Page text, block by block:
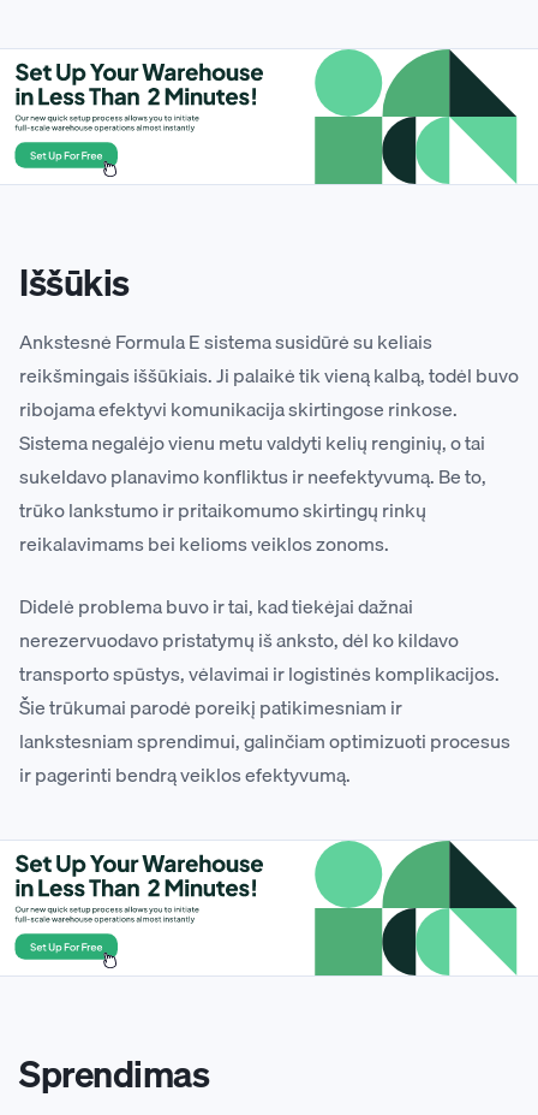
Iššūkis
Ankstesnė Formula E sistema susidūrė su keliais
reikšmingais iššūkiais. Ji palaikė tik vieną kalbą, todėl buvo
ribojama efektyvi komunikacija skirtingose rinkose.
Sistema negalėjo vienu metu valdyti kelių renginių, o tai
sukeldavo planavimo konfliktus ir neefektyvumą. Be to,
trūko lankstumo ir pritaikomumo skirtingų rinkų
reikalavimams bei kelioms veiklos zonoms.
Didelė problema buvo ir tai, kad tiekėjai dažnai
nerezervuodavo pristatymų iš anksto, dėl ko kildavo
transporto spūstys, vėlavimai ir logistinės komplikacijos.
Šie trūkumai parodė poreikį patikimesniam ir
lankstesniam sprendimui, galinčiam optimizuoti procesus
ir pagerinti bendrą veiklos efektyvumą.
Sprendimas